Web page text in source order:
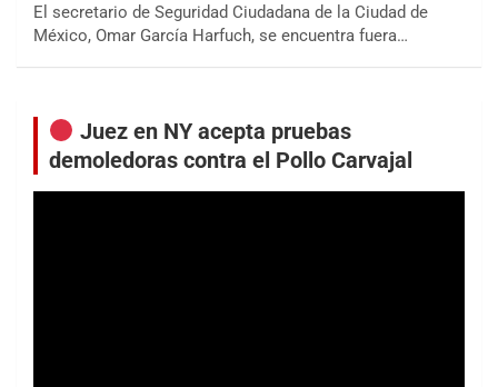
El secretario de Seguridad Ciudadana de la Ciudad de
México, Omar García Harfuch, se encuentra fuera…
Juez en NY acepta pruebas
demoledoras contra el Pollo Carvajal